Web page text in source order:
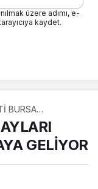
üzere adımı, e-
kaydet.
BURSA
YENİŞEHİR
GELİYOR
GELİYOR